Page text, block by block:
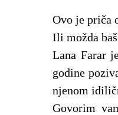
Ovo je priča
Ili možda
Lana Farar
godine
njenom
Govorim